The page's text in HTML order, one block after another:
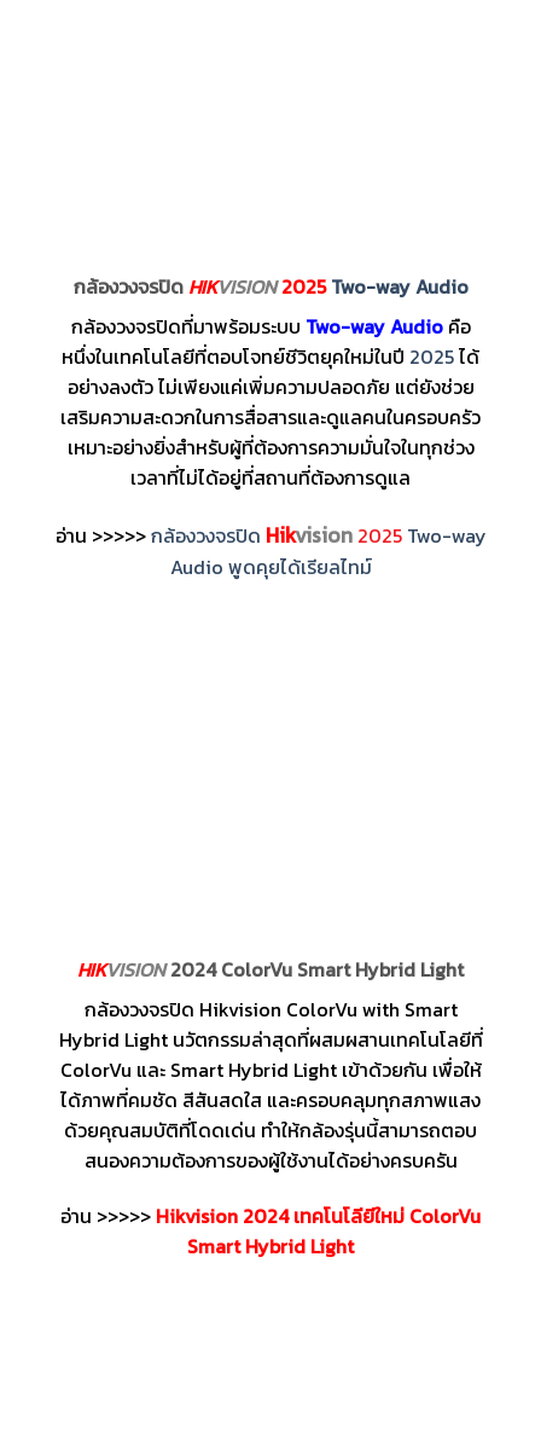
กล้องวงจรปิด HIKVISION 2025 Two-way Audio
กล้องวงจรปิดที่มาพร้อมระบบ Two-way Audioคือ
หนึ่งในเทคโนโลยีที่ตอบโจทย์ชีวิตยุคใหม่ในปี 2025ได้
อย่างลงตัว ไม่เพียงแค่เพิ่มความปลอดภัย แต่ยังช่วย
เสริมความสะดวกในการสื่อสารและดูแลคนในครอบครัว
เหมาะอย่างยิ่งสำหรับผู้ที่ต้องการความมั่นใจในทุกช่วง
เวลาที่ไม่ได้อยู่ที่สถานที่ต้องการดูแล
อ่าน >>>>>กล้องวงจรปิด Hikvision 2025Two-way
Audio พูดคุยได้เรียลไทม์
HIKVISION2024 ColorVu Smart Hybrid Light
กล้องวงจรปิด Hikvision ColorVu with Smart
Hybrid Light นวัตกรรมล่าสุดที่ผสมผสานเทคโนโลยีที่
ColorVu และ Smart Hybrid Light เข้าด้วยกัน เพื่อให้
ได้ภาพที่คมชัด สีสันสดใส และครอบคลุมทุกสภาพแสง
ด้วยคุณสมบัติที่โดดเด่น ทำให้กล้องรุ่นนี้สามารถตอบ
สนองความต้องการของผู้ใช้งานได้อย่างครบครัน
อ่าน >>>>> Hikvision 2024 เทคโนโลียีใหม่ ColorVu
Smart Hybrid Light